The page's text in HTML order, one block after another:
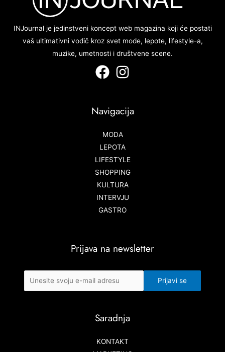
INJournal je jedinstveni koncept web magazina koji će postati
vaš ultimativni vodič kroz svet mode, lepote, lifestyle-a,
muzike, umetnosti i društvene scene.
Navigacija
MODA
LEPOTA
LIFESTYLE
SHOPPING
KULTURA
INTERVJU
GASTRO
Prijava na newsletter
Saradnja
KONTAKT